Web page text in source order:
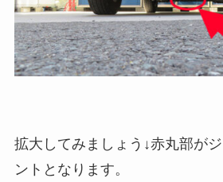
拡大してみましょう↓赤丸部が
ントとなります。